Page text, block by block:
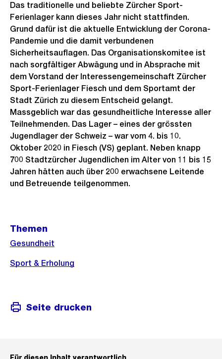
Das traditionelle und beliebte Zürcher Sport-
Ferienlager kann dieses Jahr nicht stattfinden.
Grund dafür ist die aktuelle Entwicklung der Corona-
Pandemie und die damit verbundenen
Sicherheitsauflagen. Das Organisationskomitee ist
nach sorgfältiger Abwägung und in Absprache mit
dem Vorstand der Interessengemeinschaft Zürcher
Sport-Ferienlager Fiesch und dem Sportamt der
Stadt Zürich zu diesem Entscheid gelangt.
Massgeblich war das gesundheitliche Interesse aller
Teilnehmenden. Das Lager – eines der grössten
Jugendlager der Schweiz – war vom 4. bis 10.
Oktober 2020 in Fiesch (VS) geplant. Neben knapp
700 Stadtzürcher Jugendlichen im Alter von 11 bis 15
Jahren hätten auch über 200 erwachsene Leitende
und Betreuende teilgenommen.
Informationen
Themen
Gesundheit
Sport & Erholung
Seite drucken